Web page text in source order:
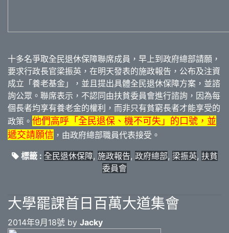
十多名爭取全民退休保障聯席成員，早上到政府總部請願，
要求行政長官梁振英，在明天發表的施政報告，公布及注資
成立「養老基金」，並且提出具體全民退休保障方案，並諮
詢公眾。聯席表示，不認同由扶貧委員會進行諮詢，因為每
個長者均享有養老金的權利，而非只有貧窮長者才能享受的
政策。 他們高呼「全民退保、機不可失」的口號，並
遞交請願信 ，由政府總部職員代表接受。
標籤 : 全民退休保障, 施政報告, 政府總部, 梁振英, 扶貧
委員會
大學罷課首日百萬大道集會
2014年9月18號 by Jacky